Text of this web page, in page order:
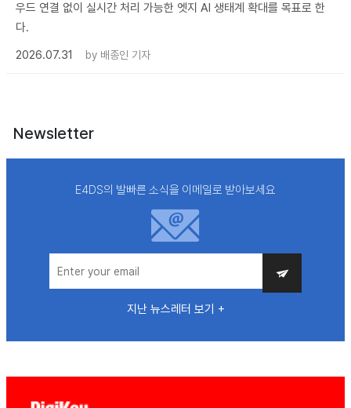
우드 연결 없이 실시간 처리 가능한 엣지 AI 생태계 확대를 목표로 한
다.
2026.07.31
by 배종인 기자
Newsletter
E4DS의 발빠른 소식을 이메일로 받아보세요
지난 뉴스레터 보기 +